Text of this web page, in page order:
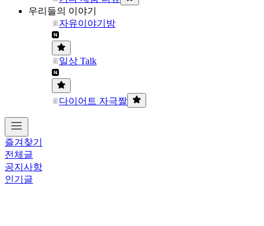
우리들의 이야기
자유이야기방
일상 Talk
다이어트 자극짤
즐겨찾기
전체글
공지사항
인기글